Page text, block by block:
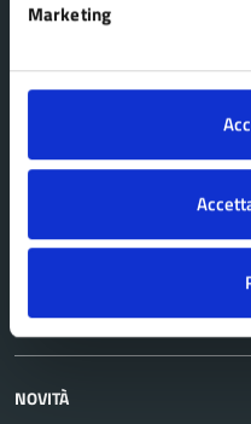
Marketing
Anagrafe e stato civile
Autorizzazioni
Cultura e tempo libero
Giustizia e sicurezza pubblica
NOVITÀ